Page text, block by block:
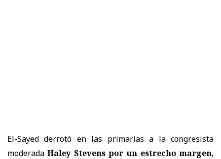
El-Sayed derrotó en las primarias a la congresista
moderada Haley Stevens por un estrecho margen,